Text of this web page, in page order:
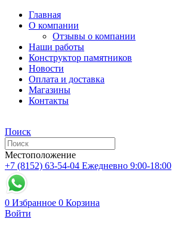
Главная
О компании
Отзывы о компании
Наши работы
Конструктор памятников
Новости
Оплата и доставка
Магазины
Контакты
Поиск
Местоположение
+7 (8152) 63-54-04 Ежедневно 9:00-18:00
0 Избранное 0 Корзина
Войти